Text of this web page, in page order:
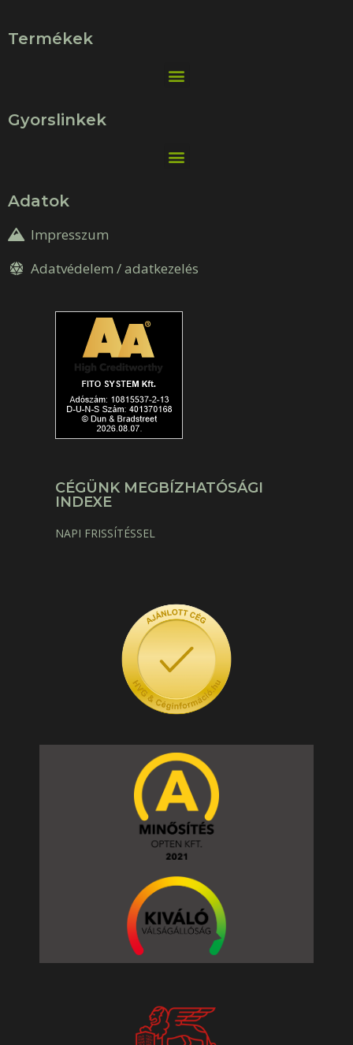
Termékek
Gyorslinkek
Adatok
Impresszum
Adatvédelem / adatkezelés
CÉGÜNK MEGBÍZHATÓSÁGI
INDEXE
NAPI FRISSÍTÉSSEL